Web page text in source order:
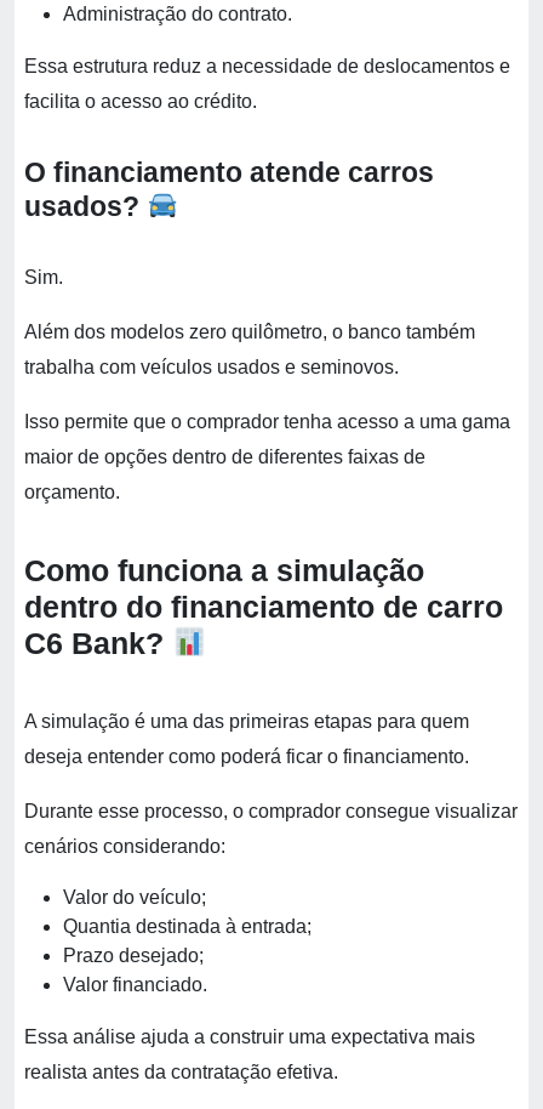
Administração do contrato.
Essa estrutura reduz a necessidade de deslocamentos e
facilita o acesso ao crédito.
O financiamento atende carros
usados?
Sim.
Além dos modelos zero quilômetro, o banco também
trabalha com veículos usados e seminovos.
Isso permite que o comprador tenha acesso a uma gama
maior de opções dentro de diferentes faixas de
orçamento.
Como funciona a simulação
dentro do financiamento de carro
C6 Bank?
A simulação é uma das primeiras etapas para quem
deseja entender como poderá ficar o financiamento.
Durante esse processo, o comprador consegue visualizar
cenários considerando:
Valor do veículo;
Quantia destinada à entrada;
Prazo desejado;
Valor financiado.
Essa análise ajuda a construir uma expectativa mais
realista antes da contratação efetiva.